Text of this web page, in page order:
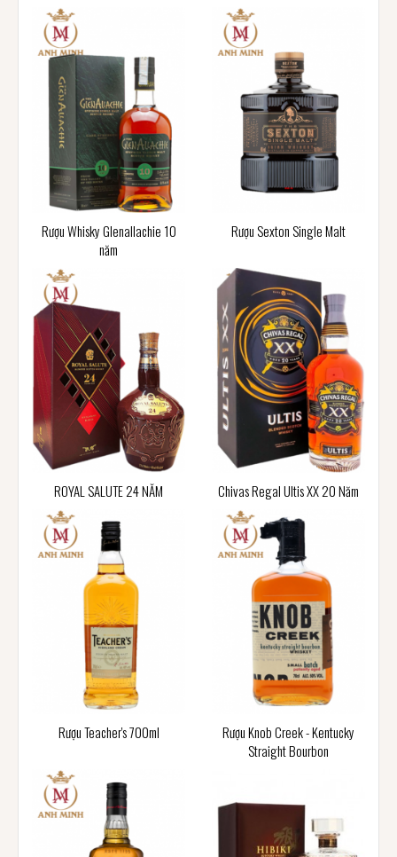
Rượu Whisky Glenallachie 10
năm
Rượu Sexton Single Malt
ROYAL SALUTE 24 NĂM Chivas Regal Ultis XX 20 Năm
Rượu Teacher's 700ml
Rượu Knob Creek - Kentucky
Straight Bourbon